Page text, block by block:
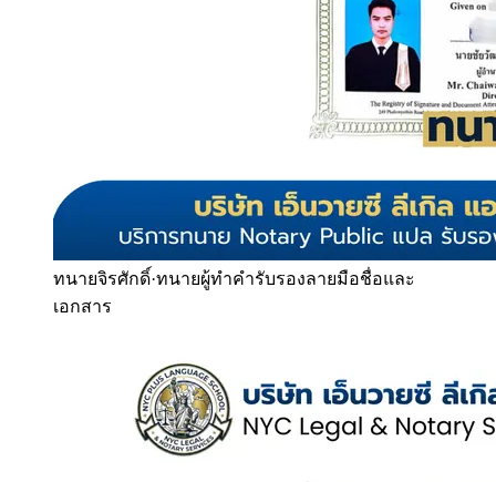
ทนายจิรศักดิ์·ทนายผู้ทำคำรับรองลายมือชื่อและ
เอกสาร